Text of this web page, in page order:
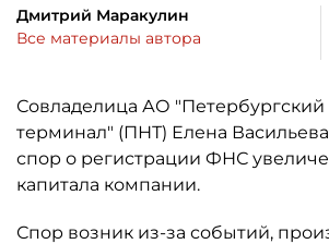
Дмитрий Маракулин
Все материалы автора
Совладелица АО
терминал" (ПНТ) Елена
спор о регистрации ФНС
капитала компании.
Спор возник из-за событий,